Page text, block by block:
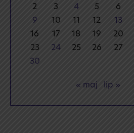
2
3 4 5 6
9
10 11 12 13
16
17 18 19 20
23
24 25 26 27
30
« maj lip »